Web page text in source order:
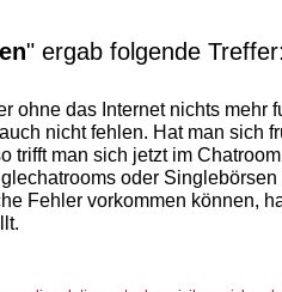
" ergab folgende
ohne das Internet nichts mehr
nicht fehlen. Hat man sich
trifft man sich jetzt im
oder
Fehler vorkommen können,